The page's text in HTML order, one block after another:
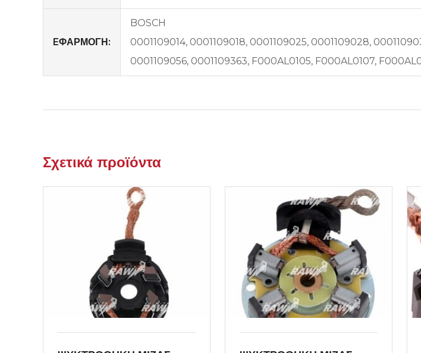
EΦΑΡΜΟΓΗ:
BOSCH
0001109014, 0001109018, 0001109025, 0001109028,
0001109056, 0001109363, F000AL0105, F000AL0107,
Σχετικά προϊόντα